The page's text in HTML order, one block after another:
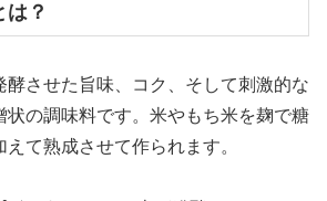
は？
酵させた旨味、コク、そして刺激的な
状の調味料です。米やもち米を麹で糖
て熟成させて作られます。